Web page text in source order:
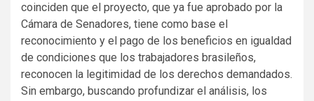
coinciden que el proyecto, que ya fue aprobado por la
Cámara de Senadores, tiene como base el
reconocimiento y el pago de los beneficios en igualdad
de condiciones que los trabajadores brasileños,
reconocen la legitimidad de los derechos demandados.
Sin embargo, buscando profundizar el análisis, los